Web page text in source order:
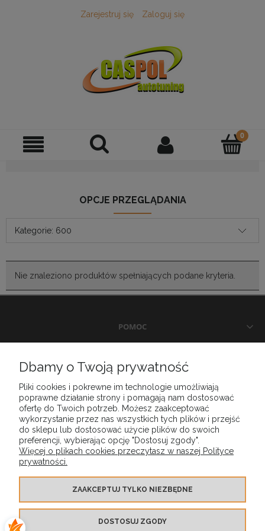
Zarejestruj się Zaloguj się
OPCJE PRZEGLĄDANIA
Kategorie: 600
Nie znaleziono produktów spełniających podane kryteria.
POMOC
DOSTAWA I PŁATNOŚCI
MOJE KONTO
GWARANCJA I ZWROTY
Dbamy o Twoją prywatność
Pliki cookies i pokrewne im technologie umożliwiają
poprawne działanie strony i pomagają nam dostosować
ofertę do Twoich potrzeb. Możesz zaakceptować
wykorzystanie przez nas wszystkich tych plików i przejść
do sklepu lub dostosować użycie plików do swoich
preferencji, wybierając opcję "Dostosuj zgody".
Więcej o plikach cookies przeczytasz w naszej Polityce
prywatności.
ZAAKCEPTUJ TYLKO NIEZBĘDNE
DOSTOSUJ ZGODY